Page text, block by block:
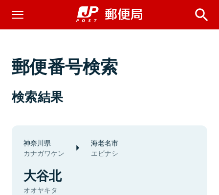
郵便番号検索
検索結果
神奈川県
カナガワケン
海老名市
エビナシ
大谷北
オオヤキタ